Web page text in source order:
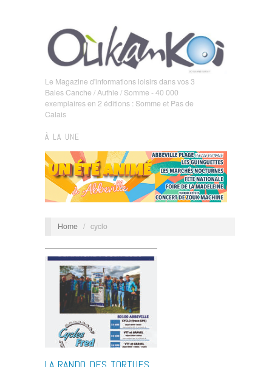
Le Magazine d'informations loisirs dans vos 3
Baies Canche / Authie / Somme - 40 000
exemplaires en 2 éditions : Somme et Pas de
Calais
À LA UNE
Home / cyclo